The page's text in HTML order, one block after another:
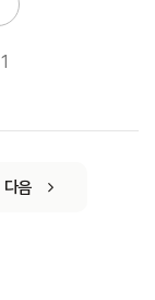
1
다음